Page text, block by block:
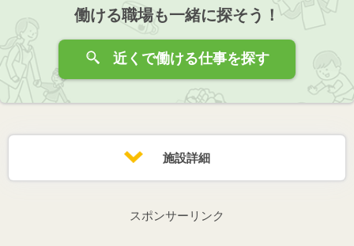
働ける職場も一緒に探そう！
近くで働ける仕事を探す
施設詳細
スポンサーリンク